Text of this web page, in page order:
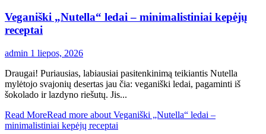
Veganiški „Nutella“ ledai – minimalistiniai kepėjų
receptai
admin 1 liepos, 2026
Draugai! Puriausias, labiausiai pasitenkinimą teikiantis Nutella
mylėtojo svajonių desertas jau čia: veganiški ledai, pagaminti iš
šokolado ir lazdyno riešutų. Jis...
Read MoreRead more about Veganiški „Nutella“ ledai –
minimalistiniai kepėjų receptai